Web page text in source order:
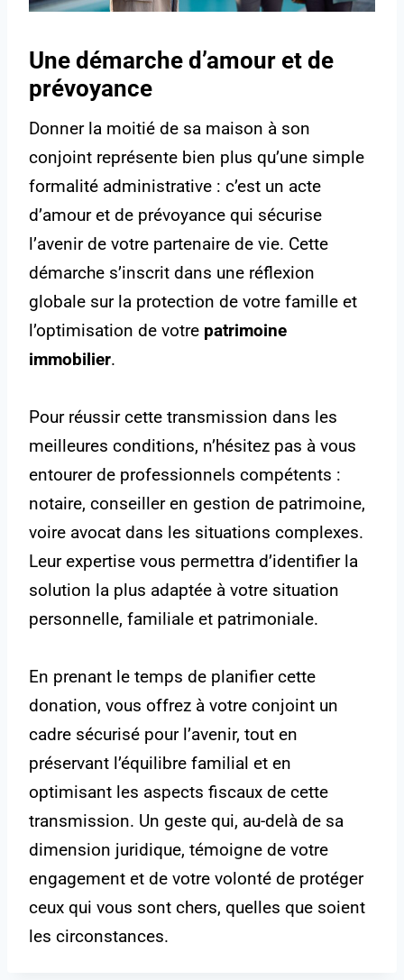
Une démarche d’amour et de
prévoyance
Donner la moitié de sa maison à son
conjoint représente bien plus qu’une simple
formalité administrative : c’est un acte
d’amour et de prévoyance qui sécurise
l’avenir de votre partenaire de vie. Cette
démarche s’inscrit dans une réflexion
globale sur la protection de votre famille et
l’optimisation de votre patrimoine
immobilier.
Pour réussir cette transmission dans les
meilleures conditions, n’hésitez pas à vous
entourer de professionnels compétents :
notaire, conseiller en gestion de patrimoine,
voire avocat dans les situations complexes.
Leur expertise vous permettra d’identifier la
solution la plus adaptée à votre situation
personnelle, familiale et patrimoniale.
En prenant le temps de planifier cette
donation, vous offrez à votre conjoint un
cadre sécurisé pour l’avenir, tout en
préservant l’équilibre familial et en
optimisant les aspects fiscaux de cette
transmission. Un geste qui, au-delà de sa
dimension juridique, témoigne de votre
engagement et de votre volonté de protéger
ceux qui vous sont chers, quelles que soient
les circonstances.